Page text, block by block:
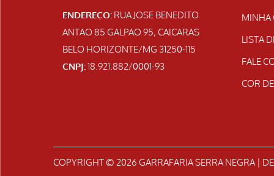
ENDEREÇO: RUA JOSE BENEDITO
ANTAO 85 GALPAO 95, CAICARAS
BELO HORIZONTE/MG 31250-115
CNPJ:18.921.882/0001-93
MINHA
LISTA
FALE
COR
COPYRIGHT © 2026 GARRAFARIA SERRA NEGRA|